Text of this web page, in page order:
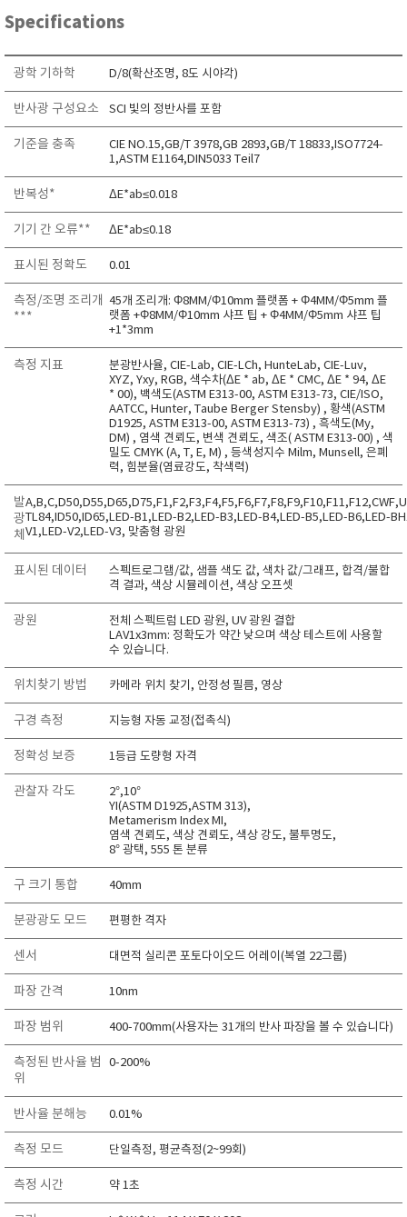
RIXEN
Schaller (Humimeter)
SENSECA
Sensortechnikk Meinsberg
SENTEST
SENTRY
SHINAGAWA
SHINYEI TECHNOLOGY
Showa sokki
SIMCO
SNDWAY
Solarmeter®
SONIC CORPORATION
TAKEMURA
Termoprodukt
TFA Dostmann
THERMO LAB
TOA-DKK
WATER-I.D
WTW
Specifications
광학 기하학 D/8(확산조명, 8도 시야각)
반사광 구성요소 SCI 빛의 정반사를 포함
기준을 충족
CIE NO.15,GB/T 3978,GB 2893,GB/T 18833,ISO7724-
1,ASTM E1164,DIN5033 Teil7
반복성* ΔE*ab≤0.018
기기 간 오류** ΔE*ab≤0.18
표시된 정확도 0.01
측정/조명 조리개
***
45개 조리개: Φ8MM/Φ10mm 플랫폼 + Φ4MM/Φ5mm 플
랫폼 +Φ8MM/Φ10mm 샤프 팁 + Φ4MM/Φ5mm 샤프 팁
+1*3mm
측정 지표
분광반사율, CIE-Lab, CIE-LCh, HunteLab, CIE-Luv,
XYZ, Yxy, RGB, 색수차(ΔE * ab, ΔE * CMC, ΔE * 94, ΔE
* 00), 백색도(ASTM E313-00, ASTM E313-73, CIE/ISO,
AATCC, Hunter, Taube Berger Stensby) , 황색(ASTM
D1925, ASTM E313-00, ASTM E313-73) , 흑색도(My,
DM) , 염색 견뢰도, 변색 견뢰도, 색조( ASTM E313-00) , 색
밀도 CMYK (A, T, E, M) , 등색성지수 Milm, Munsell, 은폐
력, 힘분율(염료강도, 착색력)
발
광
체
TL84,ID50,ID65,LED-B1,LED-B2,LED-B3,LED-B4,LED-B5,LED-B6,LED-
V1,LED-V2,LED-V3, 맞춤형 광원
표시된 데이터
스펙트로그램/값, 샘플 색도 값, 색차 값/그래프, 합격/불합
격 결과, 색상 시뮬레이션, 색상 오프셋
광원
전체 스펙트럼 LED 광원, UV 광원 결합
LAV1x3mm: 정확도가 약간 낮으며 색상 테스트에 사용할
수 있습니다.
위치찾기 방법 카메라 위치 찾기, 안정성 필름, 영상
구경 측정 지능형 자동 교정(접촉식)
정확성 보증 1등급 도량형 자격
관찰자 각도
2°,10°
YI(ASTM D1925,ASTM 313),
Metamerism Index MI,
염색 견뢰도, 색상 견뢰도, 색상 강도, 불투명도,
8° 광택, 555 톤 분류
구 크기 통합 40mm
분광광도 모드 편평한 격자
센서 대면적 실리콘 포토다이오드 어레이(복열 22그룹)
파장 간격 10nm
파장 범위 400-700mm(사용자는 31개의 반사 파장을 볼 수 있습니다)
측정된 반사율 범
위
0-200%
반사율 분해능 0.01%
측정 모드 단일측정, 평균측정(2~99회)
측정 시간 약 1초